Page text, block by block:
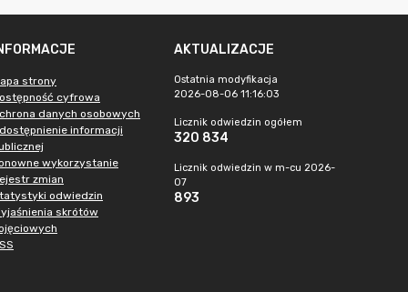
strony
cyfrowa
danych osobowych
informacji
wykorzystanie
zmian
odwiedzin
skrótów
AKTUALIZACJE
Ostatnia modyfikacja
2026-08-06 11:16:03
Licznik odwiedzin ogółem
320 834
Licznik odwiedzin w m-cu 2026-
07
893